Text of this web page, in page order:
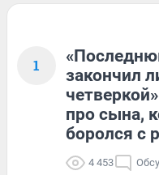
1
закончил
про сына,
боролся с
4 453